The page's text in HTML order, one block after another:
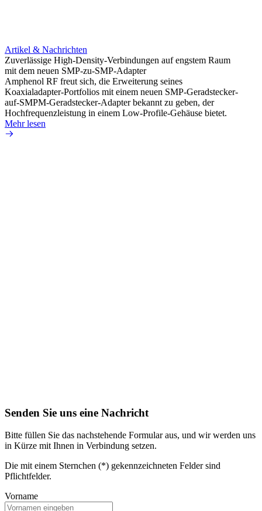
Artikel & Nachrichten
Zuverlässige High-Density-Verbindungen auf engstem Raum
mit dem neuen SMP-zu-SMP-Adapter
Amphenol RF freut sich, die Erweiterung seines
Koaxialadapter-Portfolios mit einem neuen SMP-Geradstecker-
auf-SMPM-Geradstecker-Adapter bekannt zu geben, der
Hochfrequenzleistung in einem Low-Profile-Gehäuse bietet.
Mehr lesen
Senden Sie uns eine Nachricht
Bitte füllen Sie das nachstehende Formular aus, und wir werden uns
in Kürze mit Ihnen in Verbindung setzen.
Die mit einem Sternchen (*) gekennzeichneten Felder sind
Pflichtfelder.
Vorname